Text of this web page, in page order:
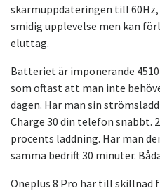
skärmuppdateringen till
smidig upplevelse men kan
eluttag.
Batteriet är imponerande
som oftast att man inte
dagen. Har man sin
Charge 30 din telefon
procents laddning. Har man
samma bedrift 30 minuter.
Oneplus 8 Pro har till skillnad